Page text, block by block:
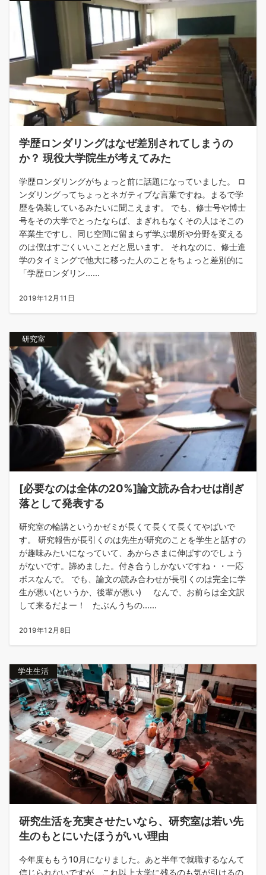
学歴ロンダリングはなぜ差別されてしまうの
か？ 現役大学院生が考えてみた
学歴ロンダリングがちょっと前に話題になっていました。 ロ
ンダリングってちょっとネガティブな言葉ですね。まるで学
歴を偽装しているみたいに聞こえます。 でも、修士号や博士
号をその大学でとったならば、まぎれもなくその人はそこの
卒業生ですし、同じ空間に留まらず学ぶ場所や分野を変える
のは僕はすごくいいことだと思います。 それなのに、修士進
学のタイミングで他大に移った人のことをちょっと差別的に
「学歴ロンダリン......
2019年12月11日
研究室
[必要なのは全体の20%]論文読み合わせは削ぎ
落として発表する
研究室の輪講というかゼミが長くて長くて長くてやばいで
す。 研究報告が長引くのは先生が研究のことを学生と話すの
が趣味みたいになっていて、あからさまに伸ばすのでしょう
がないです。諦めました。付き合うしかないですね・・一応
ボスなんで。 でも、論文の読み合わせが長引くのは完全に学
生が悪い(というか、後輩が悪い) なんで、お前らは全文訳
して来るだよー！ たぶんうちの......
2019年12月8日
学生生活
研究生活を充実させたいなら、研究室は若い先
生のもとにいたほうがいい理由
今年度ももう10月になりました。あと半年で就職するなんて
信じられないですが、これ以上大学に残るのも気が引けるの